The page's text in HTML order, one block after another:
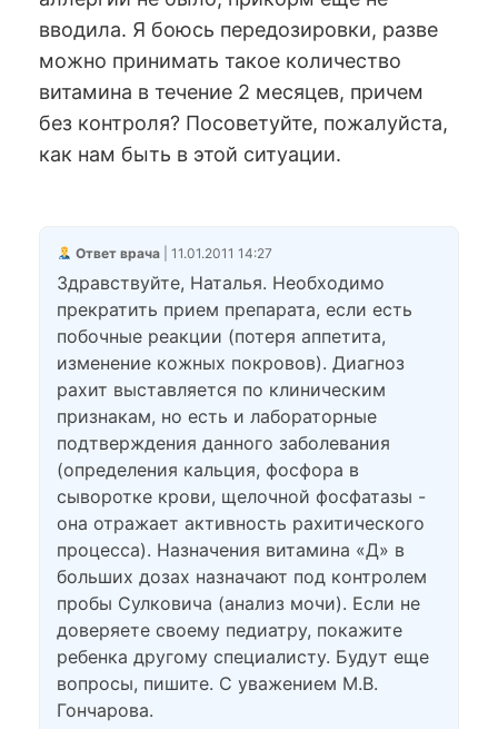
вводила. Я боюсь передозировки, разве
можно принимать такое количество
витамина в течение 2 месяцев, причем
без контроля? Посоветуйте, пожалуйста,
как нам быть в этой ситуации.
Ответ врача| 11.01.2011 14:27
Здравствуйте, Наталья. Необходимо
прекратить прием препарата, если есть
побочные реакции (потеря аппетита,
изменение кожных покровов). Диагноз
рахит выставляется по клиническим
признакам, но есть и лабораторные
подтверждения данного заболевания
(определения кальция, фосфора в
сыворотке крови, щелочной фосфатазы -
она отражает активность рахитического
процесса). Назначения витамина «Д» в
больших дозах назначают под контролем
пробы Сулковича (анализ мочи). Если не
доверяете своему педиатру, покажите
ребенка другому специалисту. Будут еще
вопросы, пишите. С уважением М.В.
Гончарова.